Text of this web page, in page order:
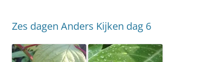
Zes dagen Anders Kijken dag 6